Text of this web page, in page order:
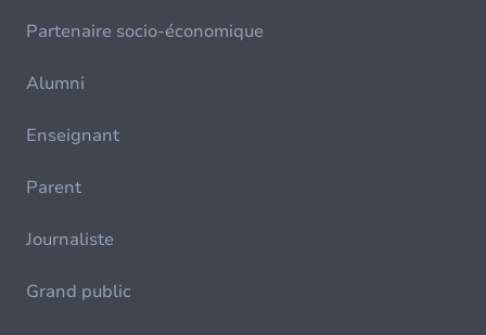
Partenaire socio-économique
Alumni
Enseignant
Parent
Journaliste
Grand public